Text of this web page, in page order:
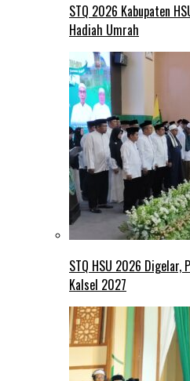
STQ 2026 Kabupaten
Hadiah Umrah
STQ HSU 2026 Digelar,
Kalsel 2027